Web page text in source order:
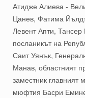
Атидже Алиева -
Цанев, Фатима
Левент Апти,
посланикът на
Саит Уянък,
Манав, областният
заместник
мюфтия Басри